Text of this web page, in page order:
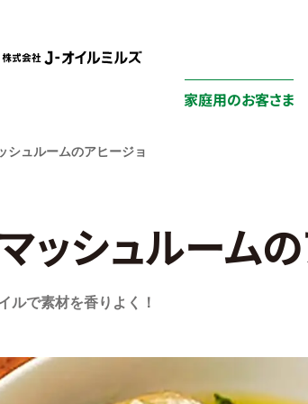
家庭用のお客さま
シュルームのアヒージョ
ッシュルーム
ルで素材を香りよく！